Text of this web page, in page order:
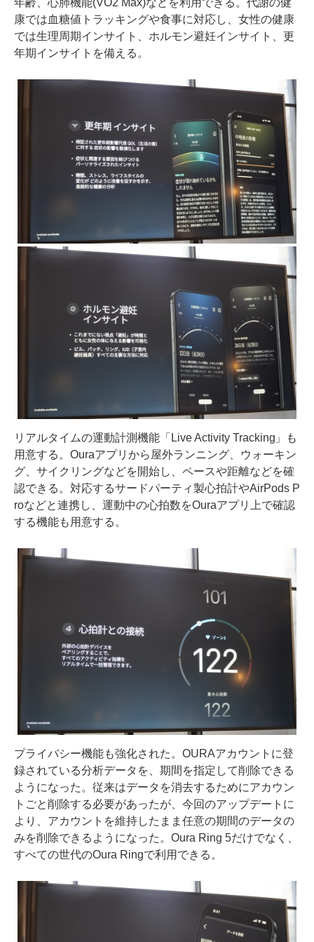
康では血糖値トラッキングや食事に対応し、女性の健康
では生理周期インサイト、ホルモン避妊インサイト、更
年期インサイトを備える。
リアルタイムの運動計測機能「Live Activity Tracking」も
用意する。Ouraアプリから屋外ランニング、ウォーキン
グ、サイクリングなどを開始し、ペースや距離などを確
認できる。対応するサードパーティ製心拍計やAirPods P
roなどと連携し、運動中の心拍数をOuraアプリ上で確認
する機能も用意する。
プライバシー機能も強化された。OURAアカウントに登
録されている分析データを、期間を指定して削除できる
ようになった。従来はデータを消去するためにアカウン
トごと削除する必要があったが、今回のアップデートに
より、アカウントを維持したまま任意の期間のデータの
みを削除できるようになった。Oura Ring 5だけでなく、
すべての世代のOura Ringで利用できる。